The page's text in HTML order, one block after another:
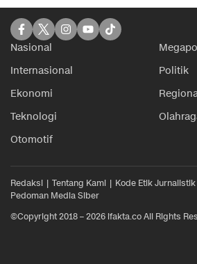
Nasional
Internasional
Politik
Ekonomi
Teknologi
Otomotif
Redaksi Tentang Kami Kode Etik Jurnalistik
Pedoman Media Siber
©Copyright 2018 – 2026 ifakta.co All Rights